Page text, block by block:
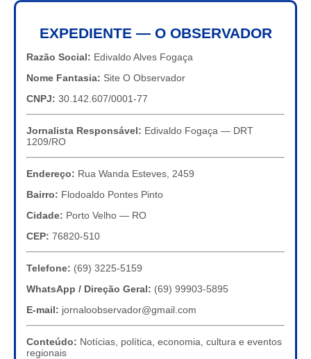
EXPEDIENTE — O OBSERVADOR
Razão Social: Edivaldo Alves Fogaça
Nome Fantasia: Site O Observador
CNPJ: 30.142.607/0001-77
Jornalista Responsável: Edivaldo Fogaça — DRT
1209/RO
Endereço: Rua Wanda Esteves, 2459
Bairro: Flodoaldo Pontes Pinto
Cidade: Porto Velho — RO
CEP: 76820-510
Telefone: (69) 3225-5159
WhatsApp / Direção Geral: (69) 99903-5895
E-mail: jornaloobservador@gmail.com
Conteúdo: Notícias, política, economia, cultura e eventos
regionais